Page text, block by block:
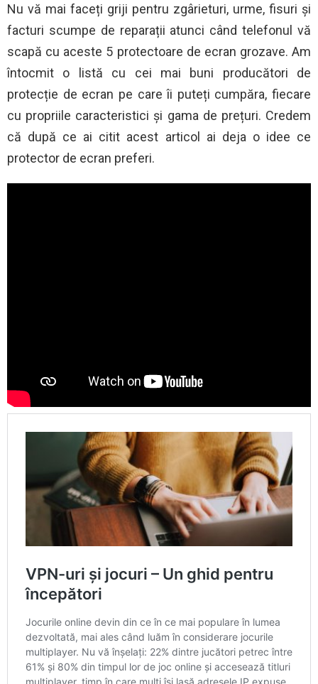
Nu vă mai faceți griji pentru zgârieturi, urme, fisuri și
facturi scumpe de reparații atunci când telefonul vă
scapă cu aceste 5 protectoare de ecran grozave. Am
întocmit o listă cu cei mai buni producători de
protecție de ecran pe care îi puteți cumpăra, fiecare
cu propriile caracteristici și gama de prețuri. Credem
că după ce ai citit acest articol ai deja o idee ce
protector de ecran preferi.